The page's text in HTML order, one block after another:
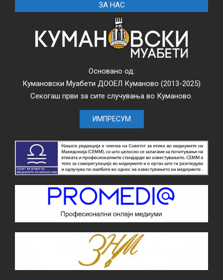
ЗА НАС
Основано од:
Кумановски Муабети ДООЕЛ Куманово (2013-2025)
Секогаш први за сите случувања во Куманово.
ИМПРЕСУМ